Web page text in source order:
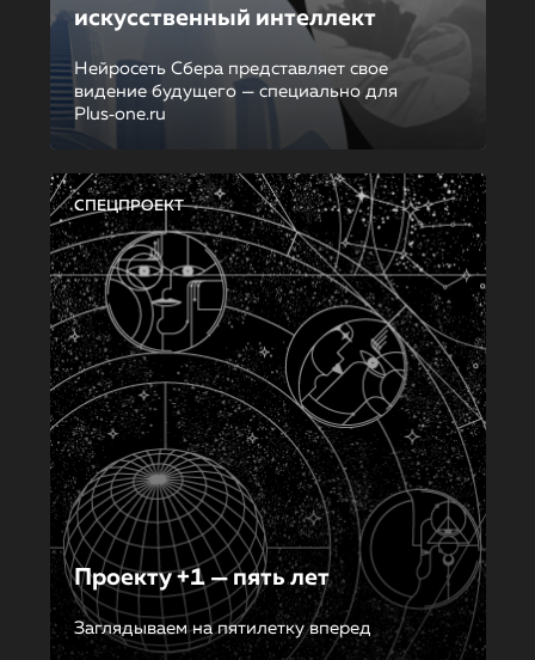
искусственный интеллект
Нейросеть Сбера представляет свое
видение будущего — специально для
Plus‑one.ru
СПЕЦПРОЕКТ
Проекту +1 — пять лет
Заглядываем на пятилетку вперед